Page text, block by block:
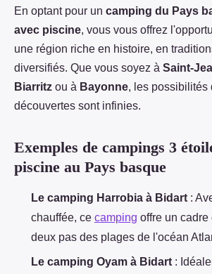
En optant pour un camping du Pays
avec piscine, vous vous offrez
une région riche en histoire, en
diversifiés. Que vous soyez à Saint-
Biarritz ou à Bayonne, les possibilités
découvertes sont infinies.
Exemples de campings 3
piscine au Pays basque
Le camping Harrobia à Bidart :
chauffée, ce camping offre un
deux pas des plages de l'océan
Le camping Oyam à Bidart :